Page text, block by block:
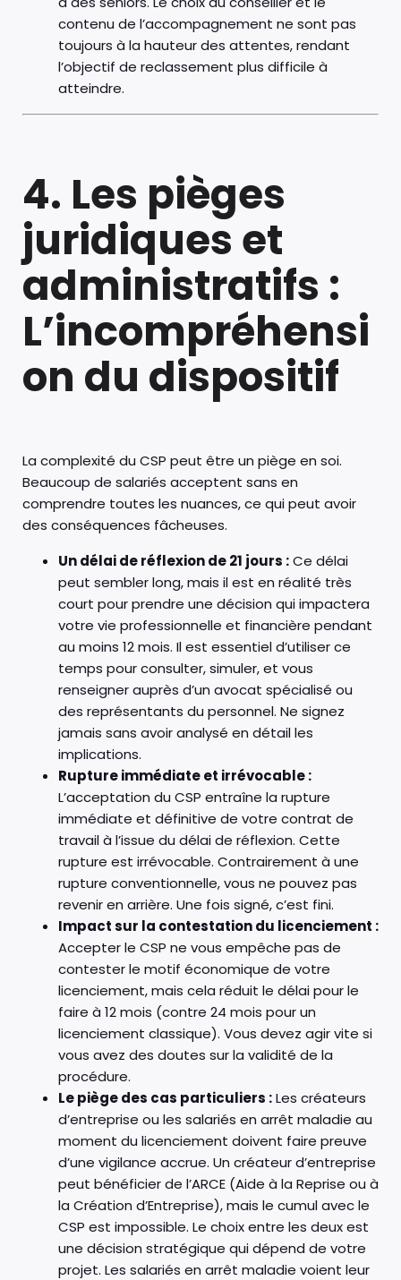
contenu de l’accompagnement ne sont pas
toujours à la hauteur des attentes, rendant
l’objectif de reclassement plus difficile à
atteindre.
4. Les pièges
juridiques et
administratifs :
L’incompréhensi
on du dispositif
La complexité du CSP peut être un piège en soi.
Beaucoup de salariés acceptent sans en
comprendre toutes les nuances, ce qui peut avoir
des conséquences fâcheuses.
Un délai de réflexion de 21 jours :Ce délai
peut sembler long, mais il est en réalité très
court pour prendre une décision qui impactera
votre vie professionnelle et financière pendant
au moins 12 mois. Il est essentiel d’utiliser ce
temps pour consulter, simuler, et vous
renseigner auprès d’un avocat spécialisé ou
des représentants du personnel. Ne signez
jamais sans avoir analysé en détail les
implications.
Rupture immédiate et irrévocable :
L’acceptation du CSP entraîne la rupture
immédiate et définitive de votre contrat de
travail à l’issue du délai de réflexion. Cette
rupture est irrévocable. Contrairement à une
rupture conventionnelle, vous ne pouvez pas
revenir en arrière. Une fois signé, c’est fini.
Impact sur la contestation du licenciement :
Accepter le CSP ne vous empêche pas de
contester le motif économique de votre
licenciement, mais cela réduit le délai pour le
faire à 12 mois (contre 24 mois pour un
licenciement classique). Vous devez agir vite si
vous avez des doutes sur la validité de la
procédure.
Le piège des cas particuliers :Les créateurs
d’entreprise ou les salariés en arrêt maladie au
moment du licenciement doivent faire preuve
d’une vigilance accrue. Un créateur d’entreprise
peut bénéficier de l’ARCE (Aide à la Reprise ou à
la Création d’Entreprise), mais le cumul avec le
CSP est impossible. Le choix entre les deux est
une décision stratégique qui dépend de votre
projet. Les salariés en arrêt maladie voient leur